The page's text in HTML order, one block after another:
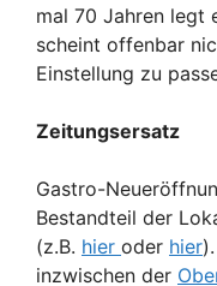
mal 70 Jahren legt
scheint offenbar
Einstellung zu
Zeitungsersatz
Gastro-
Bestandteil der
(z.B. hier oder hier
inzwischen der